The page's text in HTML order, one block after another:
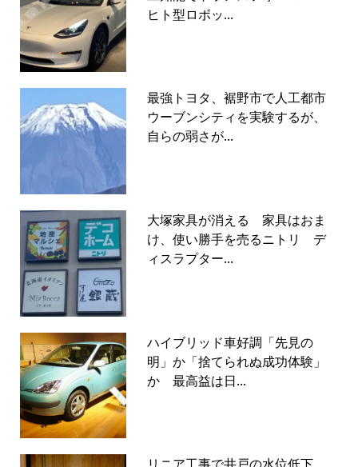
ヒト型ロボッ...
最強トヨタ、裾野市で人工都市
ウーブンシティを実験するが、
自らの弱さが...
大塚家具が消える 家具はおま
け、使い勝手を売るニトリ デ
ィスラプター...
ハイブリッド車好調「先見の
明」か「捨てられぬ成功体験」
か 最高益は日...